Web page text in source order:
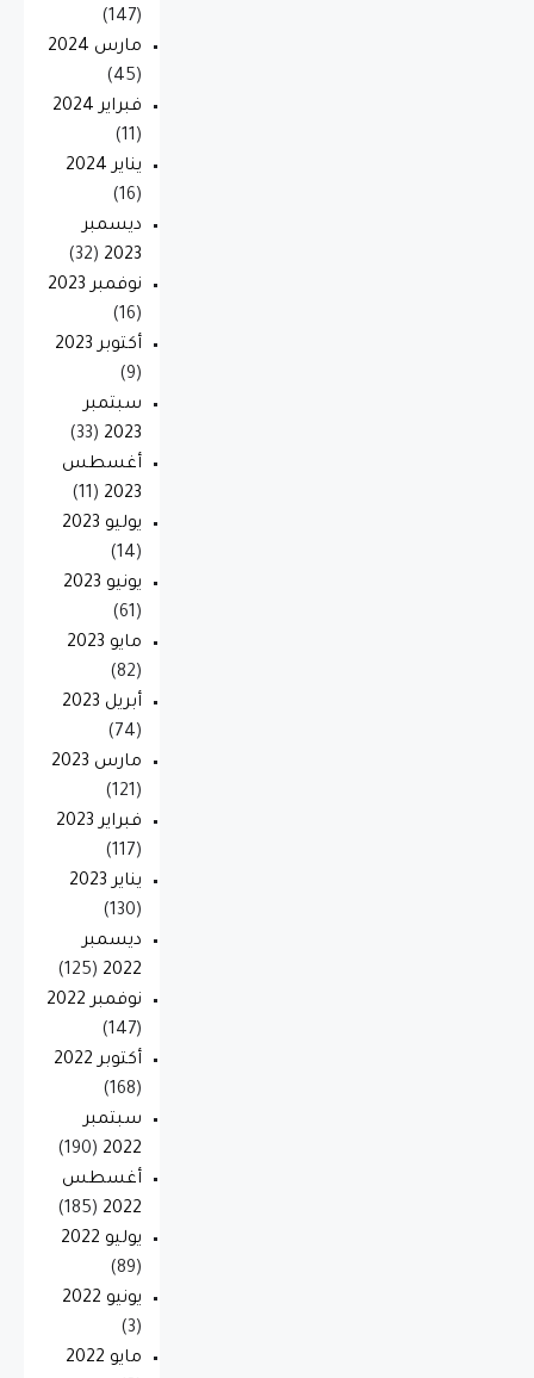
(147)
مارس 2024
(45)
فبراير 2024
(11)
يناير 2024
(16)
ديسمبر
2023
(32)
نوفمبر 2023
(16)
أكتوبر 2023
(9)
سبتمبر
2023
(33)
أغسطس
2023
(11)
يوليو 2023
(14)
يونيو 2023
(61)
مايو 2023
(82)
أبريل 2023
(74)
مارس 2023
(121)
فبراير 2023
(117)
يناير 2023
(130)
ديسمبر
2022
(125)
نوفمبر 2022
(147)
أكتوبر 2022
(168)
سبتمبر
2022
(190)
أغسطس
2022
(185)
يوليو 2022
(89)
يونيو 2022
(3)
مايو 2022